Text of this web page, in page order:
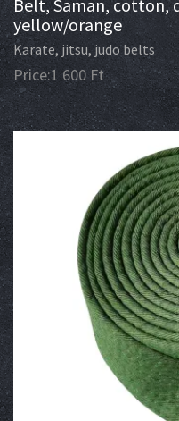
Belt, Saman, cotton,
yellow/orange
Karate, jitsu, judo belts
Price:1 600 Ft